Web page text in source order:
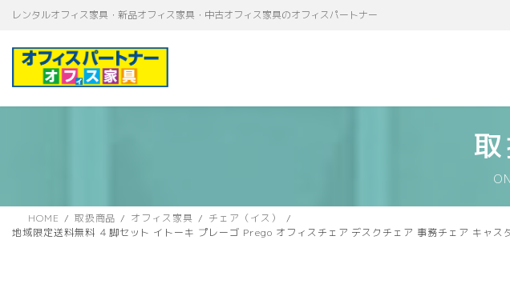
テ
ゲ
レンタルオフィス家具・新品オフィス家具・中古オフィス家具のオフィスパートナー
HOME 取扱商品 オフィス家具
チェア（イス）
地域限定送料無料 ４脚セット イトーキ プレーゴ Prego オフィスチェア デスクチェア 事務チェア キャス